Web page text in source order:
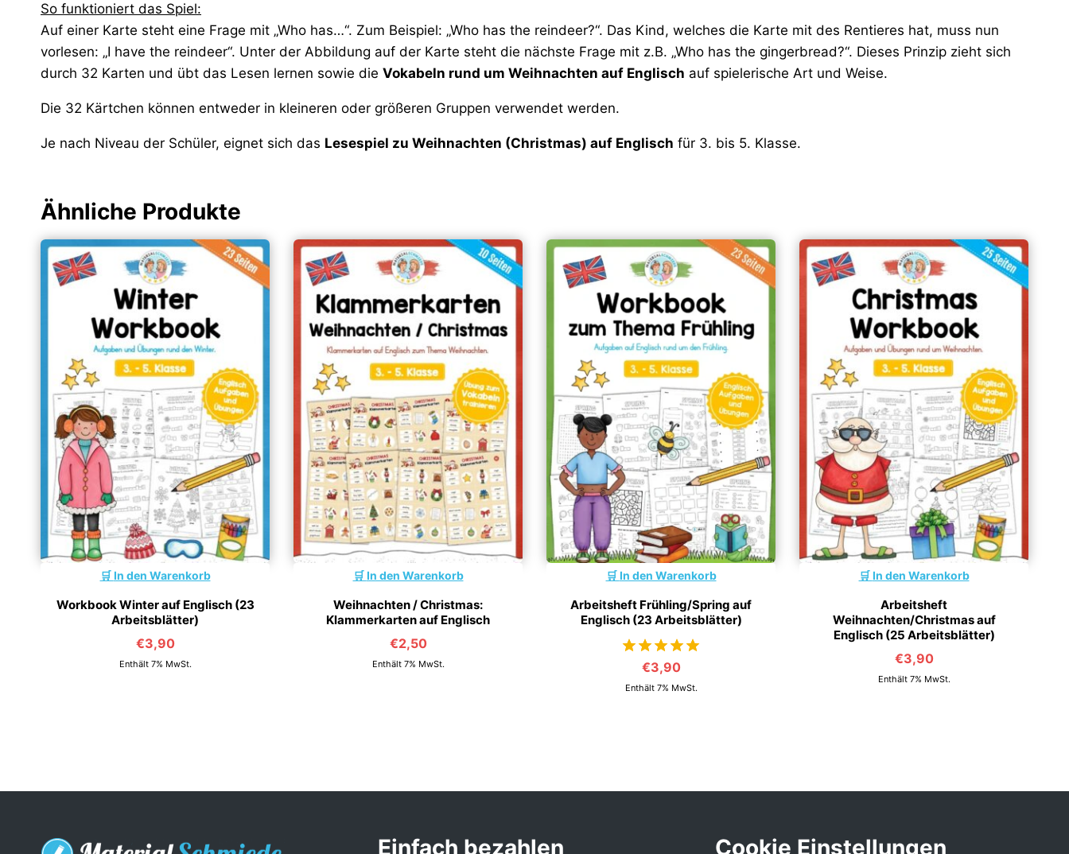
So funktioniert das Spiel:
Auf einer Karte steht eine Frage mit „Who has…“. Zum Beispiel: „Who has the reindeer?“. Das Kind, welches die Karte mit des Rentieres hat, muss nun
vorlesen: „I have the reindeer“. Unter der Abbildung auf der Karte steht die nächste Frage mit z.B. „Who has the gingerbread?“. Dieses Prinzip zieht sich
durch 32 Karten und übt das Lesen lernen sowie die Vokabeln rund um Weihnachten auf Englisch auf spielerische Art und Weise.
Die 32 Kärtchen können entweder in kleineren oder größeren Gruppen verwendet werden.
Je nach Niveau der Schüler, eignet sich das Lesespiel zu Weihnachten (Christmas) auf Englisch für 3. bis 5. Klasse.
Ähnliche Produkte
In den Warenkorb
Workbook Winter auf Englisch (23
Arbeitsblätter)
€3,90
Enthält 7% MwSt.
In den Warenkorb
Weihnachten / Christmas:
Klammerkarten auf Englisch
€2,50
Enthält 7% MwSt.
In den Warenkorb
Arbeitsheft Frühling/Spring auf
Englisch (23 Arbeitsblätter)
von 5
€3,90
Enthält 7% MwSt.
In den Warenkorb
Arbeitsheft
Weihnachten/Christmas auf
Englisch (25 Arbeitsblätter)
€3,90
Enthält 7% MwSt.
Einfach bezahlen Cookie Einstellungen